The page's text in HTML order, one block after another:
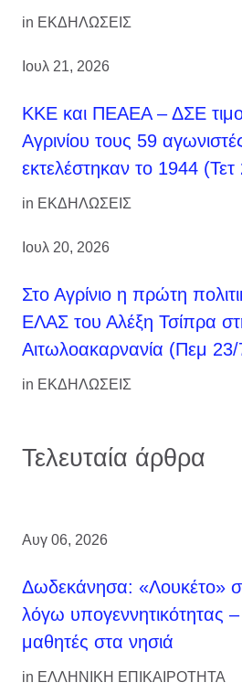
in ΕΚΔΗΛΩΣΕΙΣ
Ιουλ 21, 2026
ΚΚΕ και ΠΕΑΕΑ – ΔΣΕ
Αγρινίου τους 59
εκτελέστηκαν το 1944
in ΕΚΔΗΛΩΣΕΙΣ
Ιουλ 20, 2026
Στο Αγρίνιο η πρώτη
ΕΛΑΣ του Αλέξη Τσίπρα
Αιτωλοακαρνανία (Πεμ
in ΕΚΔΗΛΩΣΕΙΣ
Τελευταία άρθρα
Αυγ 06, 2026
Δωδεκάνησα: «Λουκέτο»
λόγω υπογεννητικότητας –
μαθητές στα νησιά
in ΕΛΛΗΝΙΚΗ ΕΠΙΚΑΙΡΟΤΗΤΑ